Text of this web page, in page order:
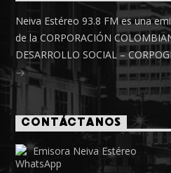
Neiva Estéreo 93.8 FM es una
de la CORPORACIÓN
DESARROLLO SOCIAL –
CONTÁCTANOS
Emisora Neiva Estéreo